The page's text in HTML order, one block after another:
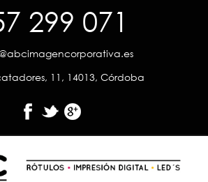
299 071
11, 14013, Córdoba